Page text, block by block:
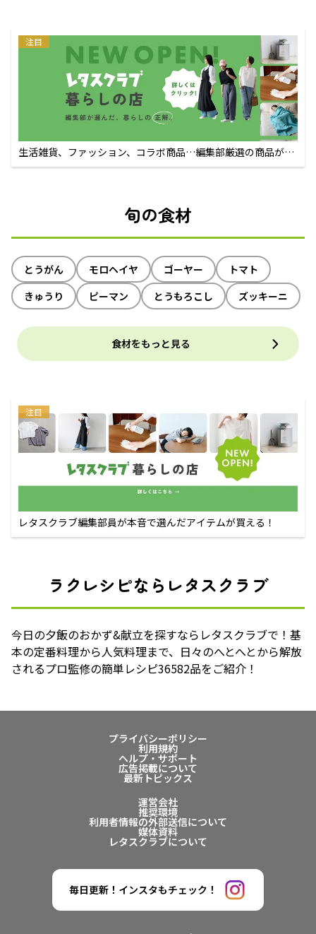
注目
生活雑貨、ファッション、コラボ商品…編集部厳選の商品が買
えるECサイト
旬の食材
とうがん モロヘイヤ ゴーヤー
トマト
きゅうり
ピーマン とうもろこし ズッキーニ
食材をもっと見る
注目
レタスクラブ編集部員が本音で選んだアイテムが買える！
ラクレシピならレタスクラブ
今日の夕飯のおかず&献立を探すならレタスクラブで！基
本の定番料理から人気料理まで、日々のへとへとから解放
されるプロ監修の簡単レシピ36582品をご紹介！
プライバシーポリシー
利用規約
ヘルプ・サポート
広告掲載について
最新トピックス
運営会社
推奨環境
利用者情報の外部送信について
媒体資料
レタスクラブについて
毎日更新！インスタもチェック！